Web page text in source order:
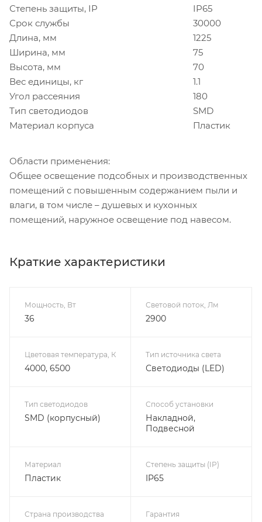
Степень защиты, IP
IP65
Срок службы
30000
Длина, мм
1225
Ширина, мм
75
Высота, мм
70
Вес единицы, кг
1.1
Угол рассеяния
180
Тип светодиодов
SMD
Материал корпуса
Пластик
Области применения:
Общее освещение подсобных и производственных
помещений с повышенным содержанием пыли и
влаги, в том числе – душевых и кухонных
помещений, наружное освещение под навесом.
Краткие характеристики
Мощность, Вт
36
Световой поток, Лм
2900
Цветовая температура, К
4000, 6500
Тип источника света
Светодиоды (LED)
Тип светодиодов
SMD (корпусный)
Способ установки
Накладной,
Подвесной
Материал
Пластик
Степень защиты (IP)
IP65
Страна производства Гарантия